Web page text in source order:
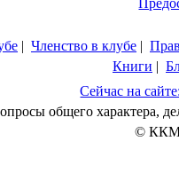
| Членство в клубе |
Книги |
Сейчас на
общего характера,
© ККМ